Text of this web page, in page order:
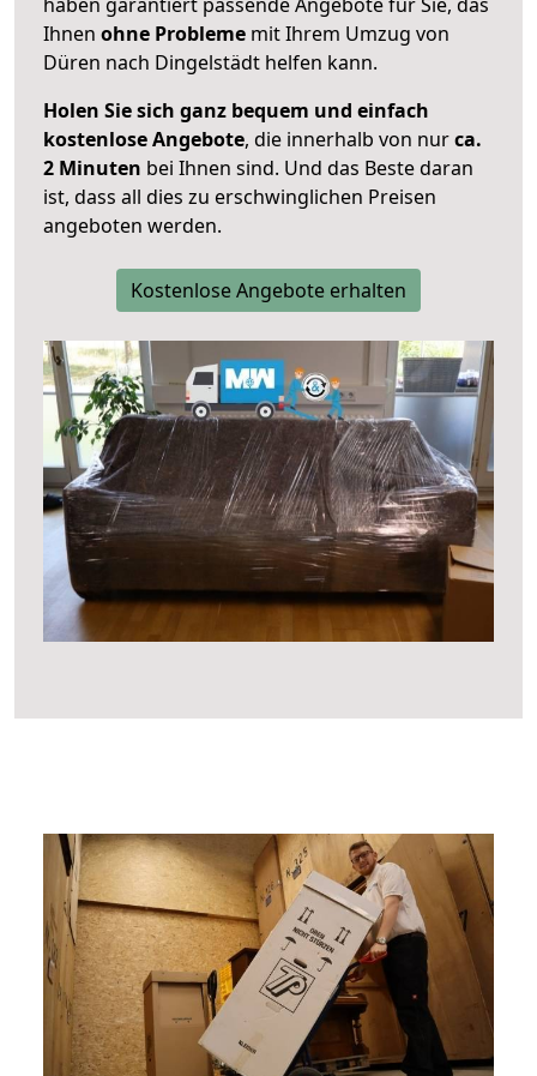
Ihnen ohne Probleme mit Ihrem Umzug von
Düren nach Dingelstädt helfen kann.
Holen Sie sich ganz bequem und einfach
kostenlose Angebote, die innerhalb von nurca.
2 Minuten bei Ihnen sind. Und das Beste daran
ist, dass all dies zu erschwinglichen Preisen
angeboten werden.
Kostenlose Angebote erhalten